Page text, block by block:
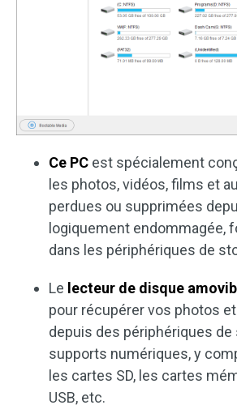
Ce PC est spécialement
les photos, vidéos, films et
perdues ou supprimées
logiquement endommagée,
dans les périphériques de
Le lecteur de disque
pour récupérer vos photos
depuis des périphériques de
supports numériques, y
les cartes SD, les cartes
USB, etc.